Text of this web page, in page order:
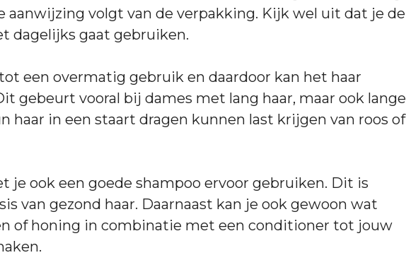
aanwijzing volgt van de verpakking. Kijk wel uit dat je de
dagelijks gaat gebruiken.
een overmatig gebruik en daardoor kan het haar
gebeurt vooral bij dames met lang haar, maar ook lange
haar in een staart dragen kunnen last krijgen van roos of
je ook een goede shampoo ervoor gebruiken. Dit is
van gezond haar. Daarnaast kan je ook gewoon wat
of honing in combinatie met een conditioner tot jouw